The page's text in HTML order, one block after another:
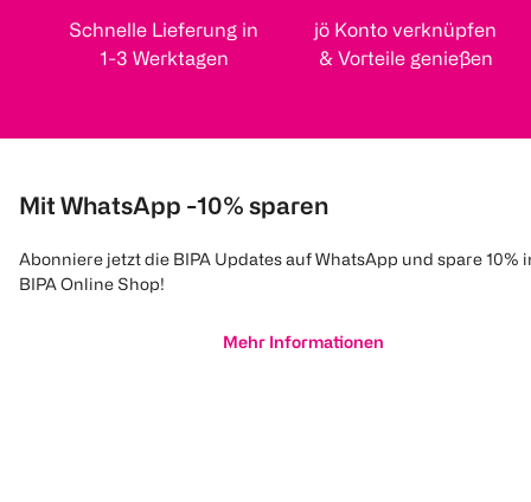
Schnelle Lieferung in
1-3 Werktagen
jö Konto verknüpfen
& Vorteile genießen
Mit WhatsApp -10% sparen
Abonniere jetzt die BIPA Updates auf WhatsApp und spare 10%
BIPA Online Shop!
Mehr Informationen